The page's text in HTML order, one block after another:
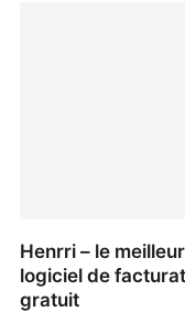
Henrri – le meilleur
logiciel de
gratuit